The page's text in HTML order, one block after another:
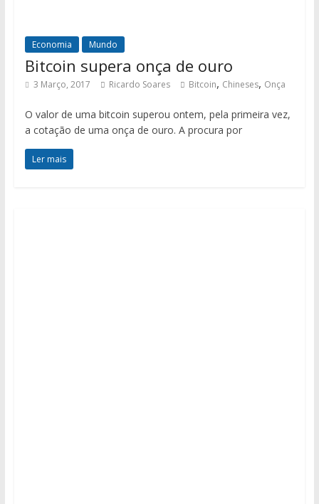
Economia Mundo
Bitcoin supera onça de ouro
3 Março, 2017 Ricardo Soares Bitcoin, Chineses, Onça
O valor de uma bitcoin superou ontem, pela primeira vez,
a cotação de uma onça de ouro. A procura por
Ler mais